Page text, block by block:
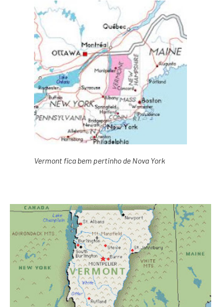
Vermont fica bem pertinho de Nova York